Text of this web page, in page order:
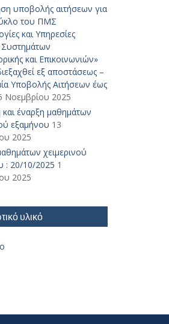
υποβολής αιτήσεων για
του ΠΜΣ
και Υπηρεσίες
και Επικοινωνιών»
εξ αποστάσεως –
Υποβολής Αιτήσεων έως
Νοεμβρίου 2025
έναρξη μαθημάτων
εξαμήνου 13
2025
χειμερινού
: 20/10/2025 1
2025
υλικό